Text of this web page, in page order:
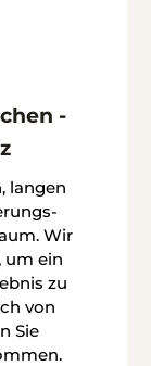
-
langen
Wir
um ein
zu
von
Sie